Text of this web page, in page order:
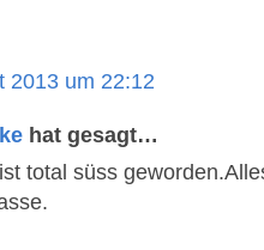
2013 um 22:12
hat gesagt…
total süss